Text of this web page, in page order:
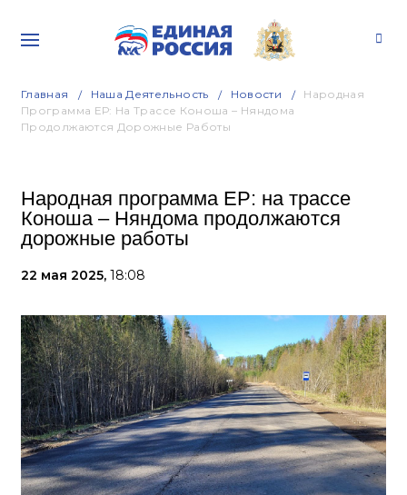
Главная Наша Деятельность Новости
Народная
Программа ЕР: На Трассе Коноша – Няндома
Продолжаются Дорожные Работы
Народная программа ЕР: на трассе
Коноша – Няндома продолжаются
дорожные работы
22 мая 2025, 18:08